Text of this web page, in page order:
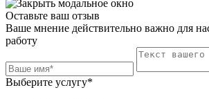
Оставьте ваш отзыв
Ваше мнение действительно важно для
работу
Выберите услугу*